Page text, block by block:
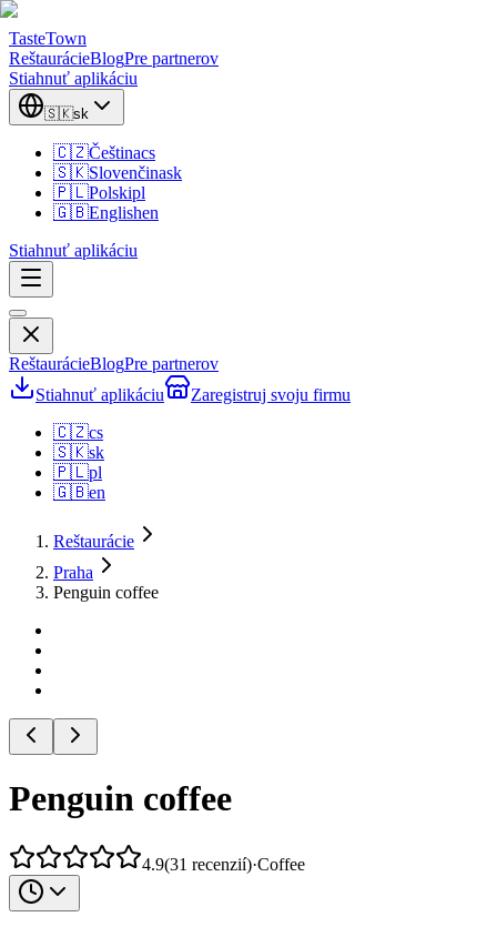
TasteTown
ReštaurácieBlogPre partnerov
Stiahnuť aplikáciu
🇸🇰sk
🇨🇿Češtinacs
🇸🇰Slovenčinask
🇵🇱Polskipl
🇬🇧Englishen
Stiahnuť aplikáciu
ReštaurácieBlogPre partnerov
Stiahnuť aplikáciu
Zaregistruj svoju firmu
🇨🇿cs
🇸🇰sk
🇵🇱pl
🇬🇧en
Reštaurácie
Praha
Penguin coffee
Penguin coffee
4.9(31 recenzií)·Coffee